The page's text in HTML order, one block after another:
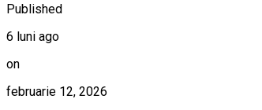
Published
6 luni ago
on
februarie 12, 2026